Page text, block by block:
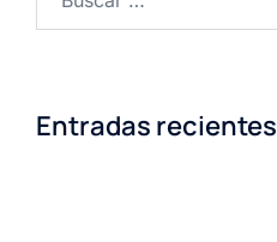
Entradas recientes